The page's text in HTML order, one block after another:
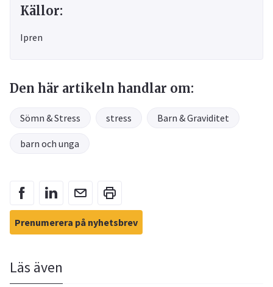
Källor:
Ipren
Den här artikeln handlar om:
Sömn & Stress stress Barn & Graviditet
barn och unga
Prenumerera på nyhetsbrev
Läs även